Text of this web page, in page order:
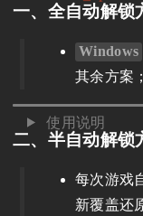
一、全自动解锁
Windows
其余方案；
使用说明
二、半自动解锁
每次游戏
新覆盖还